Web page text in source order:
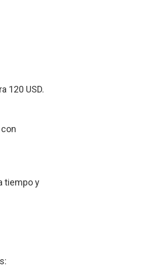
120 USD.
tiempo y